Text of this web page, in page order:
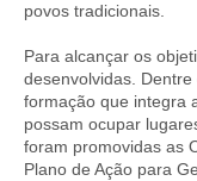
povos tradicionais.
Para alcançar os
desenvolvidas.
formação que integra
possam ocupar
foram promovidas as
Plano de Ação para